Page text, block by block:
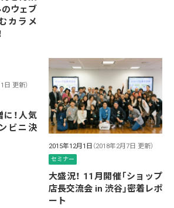
のウェブ
カラメ
日 更新）
！人気
ビニ決
2015年12月1日 （2018年2月7日 更新）
セミナー
大盛況！ 11月開催「ショップ
店長交流会 in 渋谷」密着レポ
ート